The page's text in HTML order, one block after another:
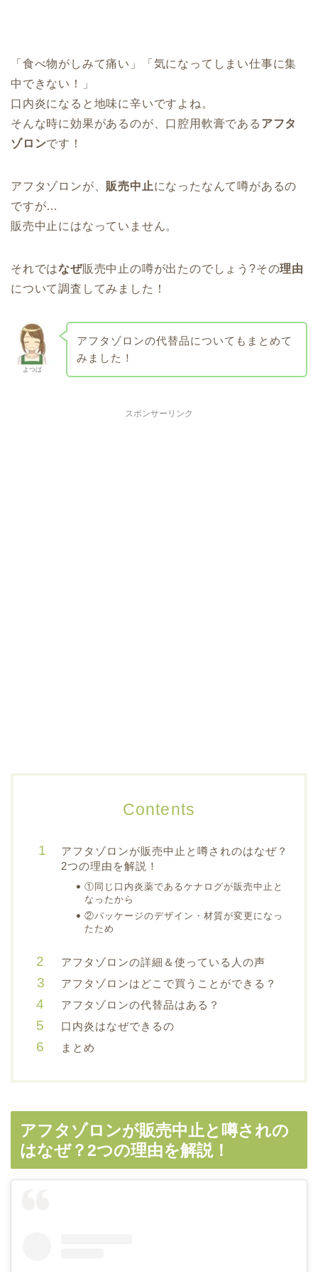
「食べ物がしみて痛い」「気になってしまい仕事に集
中できない！」
口内炎になると地味に辛いですよね。
そんな時に効果があるのが、口腔用軟膏である アフタ
ゾロンです！
アフタゾロンが、 販売中止になったなんて噂があるの
ですが…
販売中止にはなっていません。
それではなぜ販売中止の噂が出たのでしょう?その理由
について調査してみました！
よつば
アフタゾロンの代替品についてもまとめて
みました！
スポンサーリンク
Contents
アフタゾロンが販売中止と噂されのはなぜ？
2つの理由を解説！
①同じ口内炎薬であるケナログが販売中止と
なったから
②パッケージのデザイン・材質が変更になっ
たため
アフタゾロンの詳細＆使っている人の声
アフタゾロンはどこで買うことができる？
アフタゾロンの代替品はある？
口内炎はなぜできるの
まとめ
アフタゾロンが販売中止と噂されの
はなぜ？2つの理由を解説！